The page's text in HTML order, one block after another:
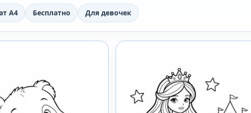
А4 Бесплатно Для девочек